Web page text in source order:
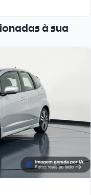
à sua